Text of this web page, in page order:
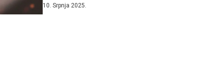
10. Srpnja 2025.